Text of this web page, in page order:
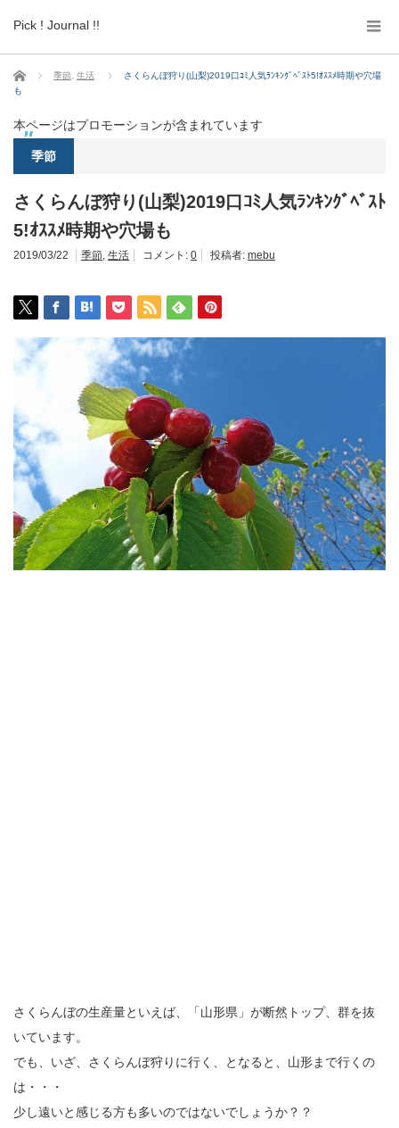
Pick ! Journal !!
ホーム 季節 生活
さくらんぼ狩り(山梨)2019口ｺﾐ人気ﾗﾝｷﾝｸﾞﾍﾞｽﾄ5!ｵｽｽﾒ時期や穴場
も
本ページはプロモーションが含まれています
季節
さくらんぼ狩り(山梨)2019口ｺﾐ人気ﾗﾝｷﾝｸﾞﾍﾞｽﾄ
5!ｵｽｽﾒ時期や穴場も
2019/03/22 季節, 生活 コメント: 0 投稿者: mebu
さくらんぼの生産量といえば、「山形県」が断然トップ、群を抜
いています。
でも、いざ、さくらんぼ狩りに行く、となると、山形まで行くの
は・・・
少し遠いと感じる方も多いのではないでしょうか？？